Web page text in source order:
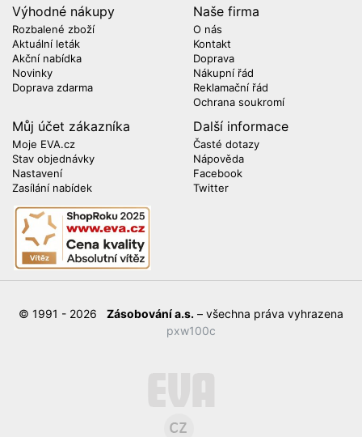
Výhodné nákupy
Rozbalené zboží
Aktuální leták
Akční nabídka
Novinky
Doprava zdarma
Naše firma
O nás
Kontakt
Doprava
Nákupní řád
Reklamační řád
Ochrana soukromí
Můj účet zákazníka
Moje EVA.cz
Stav objednávky
Nastavení
Zasílání nabídek
Další informace
Časté dotazy
Nápověda
Facebook
Twitter
© 1991 - 2026 Zásobování a.s. – všechna práva vyhrazena
pxw100c